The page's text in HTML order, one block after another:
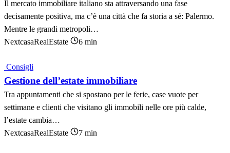
Il mercato immobiliare italiano sta attraversando una fase
decisamente positiva, ma c’è una città che fa storia a sé: Palermo.
Mentre le grandi metropoli…
NextcasaRealEstate
6 min
Consigli
Gestione dell’estate immobiliare
Tra appuntamenti che si spostano per le ferie, case vuote per
settimane e clienti che visitano gli immobili nelle ore più calde,
l’estate cambia…
NextcasaRealEstate
7 min